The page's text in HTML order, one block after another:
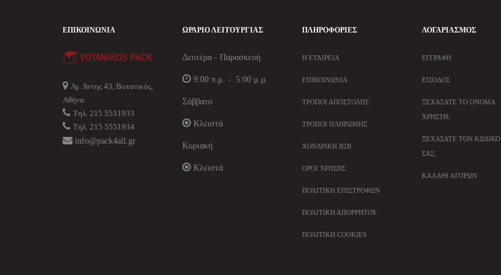
ΕΠΙΚΟΙΝΩΝΊΑ
Αγ. Άννης 43, Βοτανικός,
Αθήνα
Τηλ. 215 5551933
Τηλ. 215 5551934
info@pack4all.gr
ΩΡΆΡΙΟ ΛΕΙΤΟΥΡΓΊΑΣ
Δευτέρα - Παρασκευή
9:00 π.μ. - 5:00 μ.μ.
Σάββατο
Κλειστά
Κυριακή
Κλειστά
ΠΛΗΡΟΦΟΡΊΕΣ
Η ΕΤΑΙΡΕΊΑ
ΕΠΙΚΟΙΝΩΝΊΑ
ΤΡΌΠΟΙ ΑΠΟΣΤΟΛΉΣ
ΤΡΌΠΟΙ ΠΛΗΡΩΜΉΣ
ΧΟΝΔΡΙΚΉ B2B
ΌΡΟΙ ΧΡΉΣΗΣ
ΠΟΛΙΤΙΚΉ ΕΠΙΣΤΡΟΦΏΝ
ΠΟΛΙΤΙΚΉ ΑΠΟΡΡΉΤΟΥ
ΠΟΛΙΤΙΚΉ COOKIES
ΛΟΓΑΡΙΑΣΜΌΣ
ΕΓΓΡΑΦΉ
ΕΊΣΟΔΟΣ
ΞΕΧΆΣΑΤΕ ΤΟ ΌΝΟΜΑ
ΧΡΉΣΤΗ;
ΞΕΧΆΣΑΤΕ ΤΟΝ ΚΩΔΙΚΌ
ΣΑΣ;
ΚΑΛΆΘΙ ΑΓΟΡΏΝ